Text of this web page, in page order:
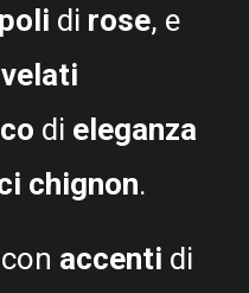
di rose, e
di eleganza
chignon.
con accenti di